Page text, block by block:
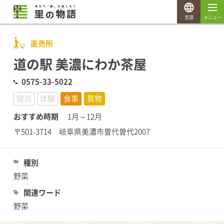
直売所
道の駅 美濃にわか茶屋
0575-33-5022
宿泊
体験 食事
買物
おすすめ時期
1月～12月
〒501-3714 岐阜県美濃市曽代曽代2007
種別
野菜
関連ワード
野菜
メニュー
言語